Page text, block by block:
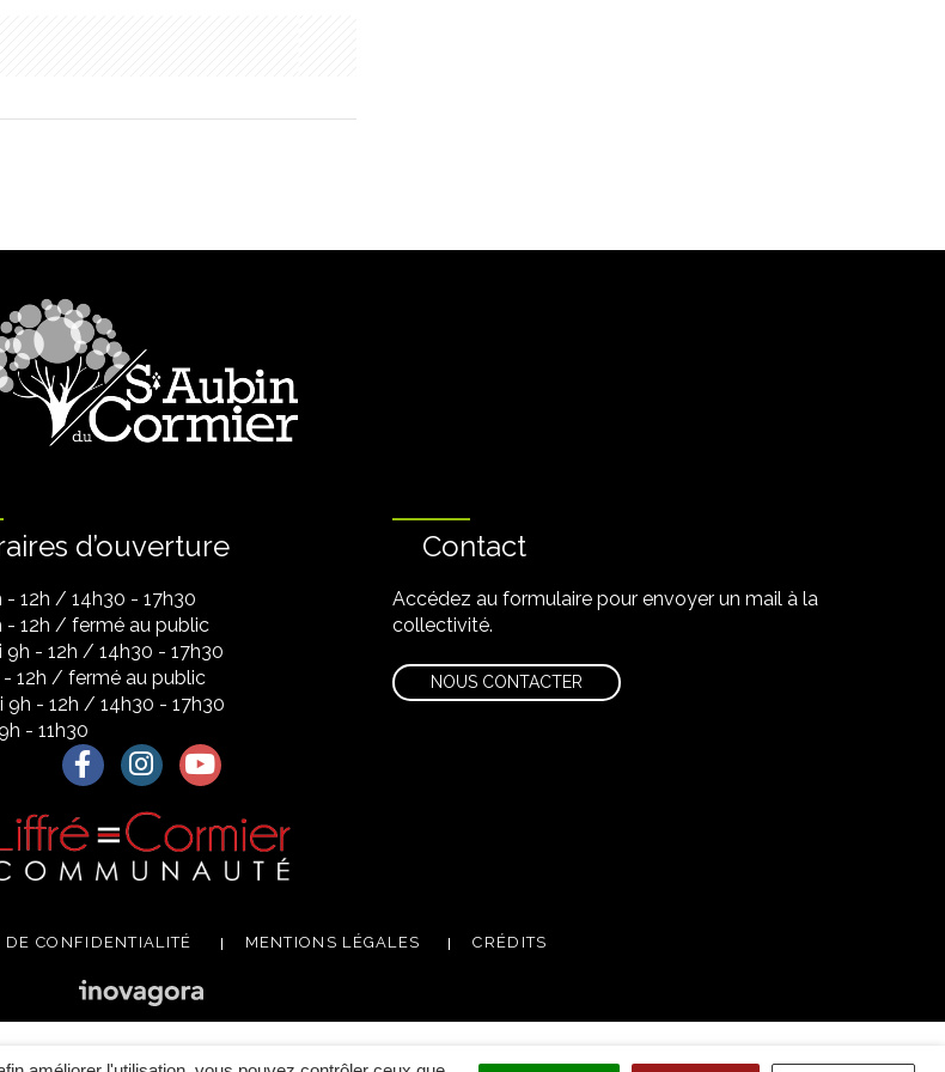
d’ouverture
- 12h / 14h30 - 17h30
- 12h / fermé au public
9h - 12h / 14h30 - 17h30
- 12h / fermé au public
9h - 12h / 14h30 - 17h30
- 11h30
Contact
Accédez au formulaire pour envoyer un mail à la
collectivité.
NOUS CONTACTER
Lien vers le compte Facebook
Lien vers le compte Instagram
Lien vers la chaîne Youtube
DE CONFIDENTIALITÉ MENTIONS LÉGALES CRÉDITS